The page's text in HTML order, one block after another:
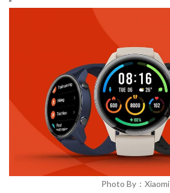
Photo By：Xiaomi